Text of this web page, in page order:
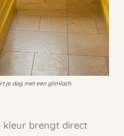
je dag met een glimlach.
kleur brengt direct